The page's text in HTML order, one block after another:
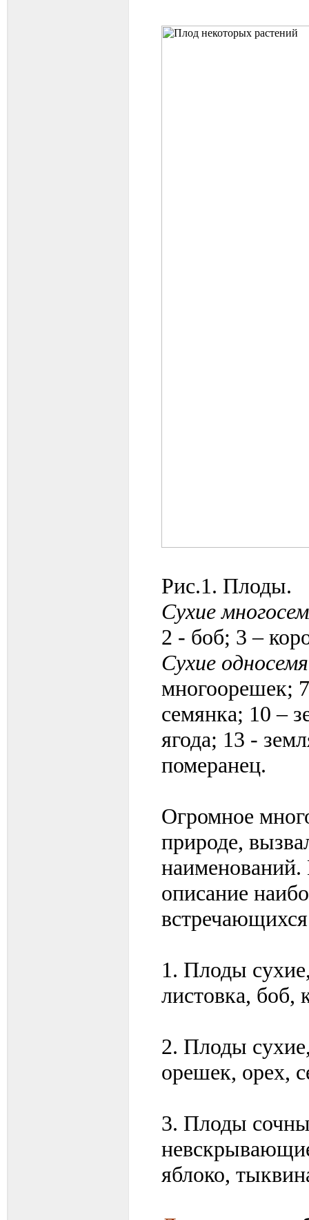
Рис.1. Плоды.
Сухие
2 - боб; 3 –
Сухие
многоорешек;
семянка; 10 –
ягода; 13 -
померанец.
Огромное
природе,
описание
1. Плоды
листовка, боб,
2. Плоды
орешек, орех,
3. Плоды
яблоко,